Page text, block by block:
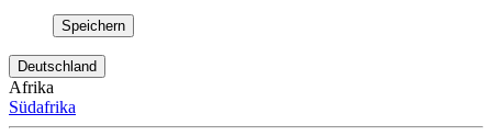
Speichern
Deutschland
Afrika
Südafrika